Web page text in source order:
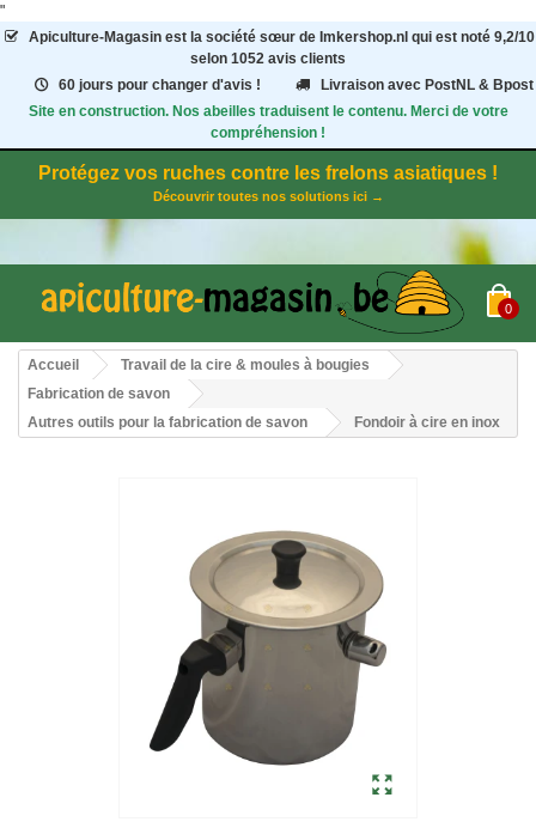
"
Apiculture-Magasinest la société sœur de Imkershop.nl qui est noté 9,2/10
selon 1052 avis clients
60 jours pour changer d'avis !
Livraison avec PostNL & Bpost
Site en construction. Nos abeilles traduisent le contenu. Merci de votre
compréhension !
Protégez vos ruches contre les frelons asiatiques !
Découvrir toutes nos solutions ici →
0
Accueil
Travail de la cire & moules à bougies
Fabrication de savon
Autres outils pour la fabrication de savon
Fondoir à cire en inox